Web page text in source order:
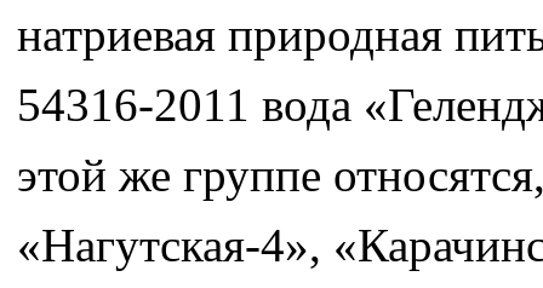
натриевая природная
54316-2011 вода
этой же группе
«Нагутская-4»,